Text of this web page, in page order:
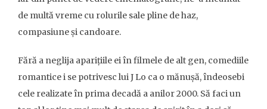
de multă vreme cu rolurile sale pline de haz,
compasiune și candoare.
Fără a neglija aparițiile ei în filmele de alt gen, comediile
romantice i se potrivesc lui J Lo ca o mănușă, îndeosebi
cele realizate în prima decadă a anilor 2000. Să faci un